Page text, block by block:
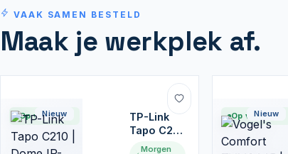
VAAK SAMEN BESTELD
Maak je werkplek af.
Op voorraad
Nieuw
TP-Link
Tapo C210
| Dome IP-
Morgen
Op voorraad
Nieuw